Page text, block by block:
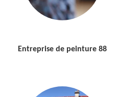
Entreprise de peinture 88